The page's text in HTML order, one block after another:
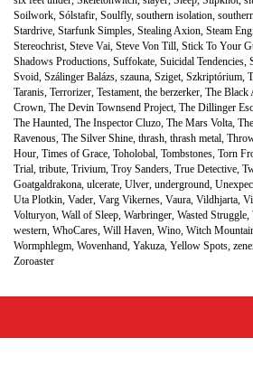
Soilwork, Sólstafir, Soulfly, southern isolation,
Stardrive, Starfunk Simples, Stealing Axion, Steam
Stereochrist, Steve Vai, Steve Von Till, Stick To Your
Shadows Productions, Suffokate, Suicidal Tendencies,
Svoid, Szálinger Balázs, szauna, Sziget, Szkriptórium,
Taranis, Terrorizer, Testament, the berzerker, The Black
Crown, The Devin Townsend Project, The Dillinger
The Haunted, The Inspector Cluzo, The Mars Volta,
Ravenous, The Silver Shine, thrash, thrash metal,
Hour, Times of Grace, Toholobal, Tombstones, Torn
Trial, tribute, Trivium, Troy Sanders, True Detective,
Goatgaldrakona, ulcerate, Ulver, underground,
Uta Plotkin, Vader, Varg Vikernes, Vaura, Vildhjarta,
Volturyon, Wall of Sleep, Warbringer, Wasted Struggle,
western, WhoCares, Will Haven, Wino, Witch
Wormphlegm, Wovenhand, Yakuza, Yellow Spots,
Zoroaster